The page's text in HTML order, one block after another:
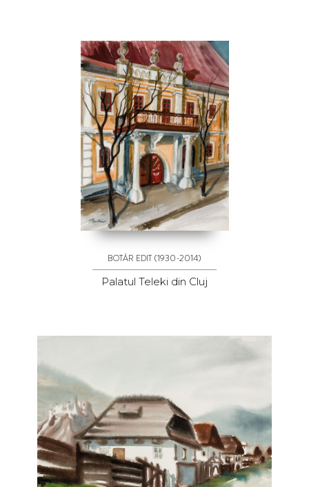
BOTÁR EDIT(1930-2014)
Palatul Teleki din Cluj